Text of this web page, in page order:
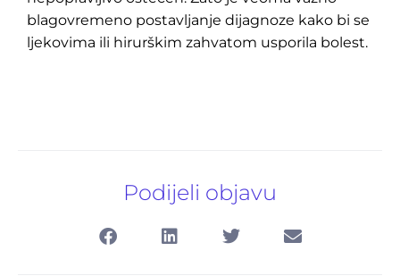
blagovremeno postavljanje dijagnoze kako bi se
ljekovima ili hirurškim zahvatom usporila bolest.
Podijeli objavu